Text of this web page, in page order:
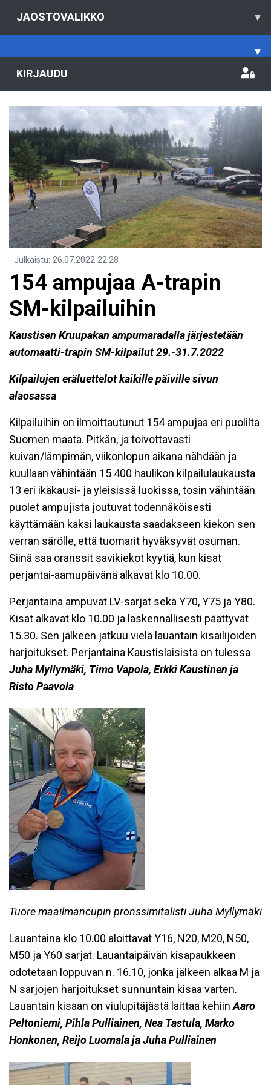
JAOSTOVALIKKO ▾
▾
KIRJAUDU
Julkaistu: 26.07.2022 22.28
154 ampujaa A-trapin
SM-kilpailuihin
Kaustisen Kruupakan ampumaradalla järjestetään
automaatti-trapin SM-kilpailut 29.-31.7.2022
Kilpailujen eräluettelot kaikille päiville sivun
alaosassa
Kilpailuihin on ilmoittautunut 154 ampujaa eri puolilta
Suomen maata. Pitkän, ja toivottavasti
kuivan/lämpimän, viikonlopun aikana nähdään ja
kuullaan vähintään 15 400 haulikon kilpailulaukausta
13 eri ikäkausi- ja yleisissä luokissa, tosin vähintään
puolet ampujista joutuvat todennäköisesti
käyttämään kaksi laukausta saadakseen kiekon sen
verran särölle, että tuomarit hyväksyvät osuman.
Siinä saa oranssit savikiekot kyytiä, kun kisat
perjantai-aamupäivänä alkavat klo 10.00.
Perjantaina ampuvat LV-sarjat sekä Y70, Y75 ja Y80.
Kisat alkavat klo 10.00 ja laskennallisesti päättyvät
15.30. Sen jälkeen jatkuu vielä lauantain kisailijoiden
harjoitukset. Perjantaina Kaustislaisista on tulessa
Juha Myllymäki, Timo Vapola, Erkki Kaustinen ja
Risto Paavola
Tuore maailmancupin pronssimitalisti Juha Myllymäki
Lauantaina klo 10.00 aloittavat Y16, N20, M20, N50,
M50 ja Y60 sarjat. Lauantaipäivän kisapaukkeen
odotetaan loppuvan n. 16.10, jonka jälkeen alkaa M ja
N sarjojen harjoitukset sunnuntain kisaa varten.
Lauantain kisaan on viulupitäjästä laittaa kehiinAaro
Peltoniemi, Pihla Pulliainen, Nea Tastula, Marko
Honkonen, Reijo Luomala ja Juha Pulliainen